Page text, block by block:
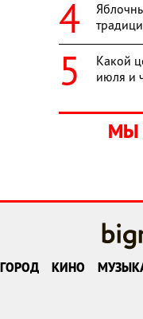
Какой
июля и
МЫ
ГОРОД КИНО